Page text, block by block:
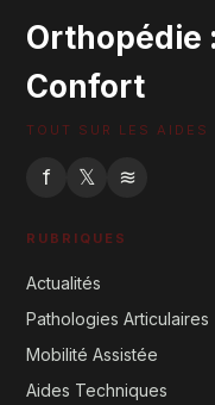
Orthopédie
Confort
TOUT SUR LES AIDES
f 𝕏 ≋
RUBRIQUES
Actualités
Pathologies Articulaires
Mobilité Assistée
Aides Techniques